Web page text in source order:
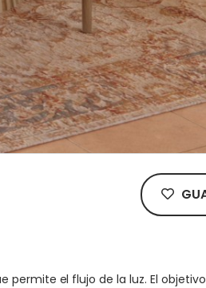
el flujo de la luz. El